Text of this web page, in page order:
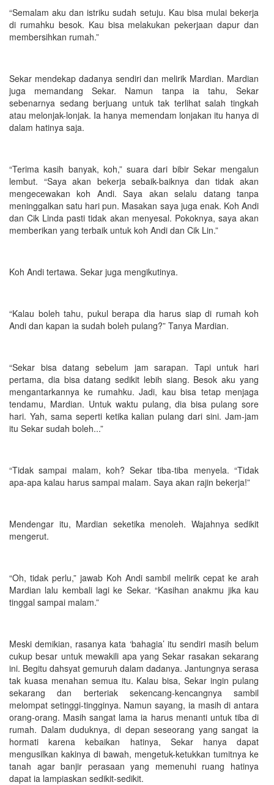
“Semalam aku dan istriku sudah setuju. Kau bisa mulai bekerja
di rumahku besok. Kau bisa melakukan pekerjaan dapur dan
membersihkan rumah.”
Sekar mendekap dadanya sendiri dan melirik Mardian. Mardian
juga memandang Sekar. Namun tanpa ia tahu, Sekar
sebenarnya sedang berjuang untuk tak terlihat salah tingkah
atau melonjak-lonjak. Ia hanya memendam lonjakan itu hanya di
dalam hatinya saja.
“Terima kasih banyak, koh,” suara dari bibir Sekar mengalun
lembut. “Saya akan bekerja sebaik-baiknya dan tidak akan
mengecewakan koh Andi. Saya akan selalu datang tanpa
meninggalkan satu hari pun. Masakan saya juga enak. Koh Andi
dan Cik Linda pasti tidak akan menyesal. Pokoknya, saya akan
memberikan yang terbaik untuk koh Andi dan Cik Lin.”
Koh Andi tertawa. Sekar juga mengikutinya.
“Kalau boleh tahu, pukul berapa dia harus siap di rumah koh
Andi dan kapan ia sudah boleh pulang?” Tanya Mardian.
“Sekar bisa datang sebelum jam sarapan. Tapi untuk hari
pertama, dia bisa datang sedikit lebih siang. Besok aku yang
mengantarkannya ke rumahku. Jadi, kau bisa tetap menjaga
tendamu, Mardian. Untuk waktu pulang, dia bisa pulang sore
hari. Yah, sama seperti ketika kalian pulang dari sini. Jam-jam
itu Sekar sudah boleh...”
“Tidak sampai malam, koh? Sekar tiba-tiba menyela. “Tidak
apa-apa kalau harus sampai malam. Saya akan rajin bekerja!”
Mendengar itu, Mardian seketika menoleh. Wajahnya sedikit
mengerut.
“Oh, tidak perlu,” jawab Koh Andi sambil melirik cepat ke arah
Mardian lalu kembali lagi ke Sekar. “Kasihan anakmu jika kau
tinggal sampai malam.”
Meski demikian, rasanya kata ‘bahagia’ itu sendiri masih belum
cukup besar untuk mewakili apa yang Sekar rasakan sekarang
ini. Begitu dahsyat gemuruh dalam dadanya. Jantungnya serasa
tak kuasa menahan semua itu. Kalau bisa, Sekar ingin pulang
sekarang dan berteriak sekencang-kencangnya sambil
melompat setinggi-tingginya. Namun sayang, ia masih di antara
orang-orang. Masih sangat lama ia harus menanti untuk tiba di
rumah. Dalam duduknya, di depan seseorang yang sangat ia
hormati karena kebaikan hatinya, Sekar hanya dapat
mengusilkan kakinya di bawah, mengetuk-ketukkan tumitnya ke
tanah agar banjir perasaan yang memenuhi ruang hatinya
dapat ia lampiaskan sedikit-sedikit.